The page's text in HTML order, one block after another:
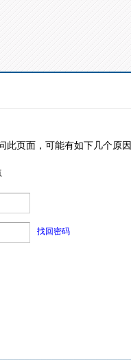
此页面，可能有如下几个原因
找回密码